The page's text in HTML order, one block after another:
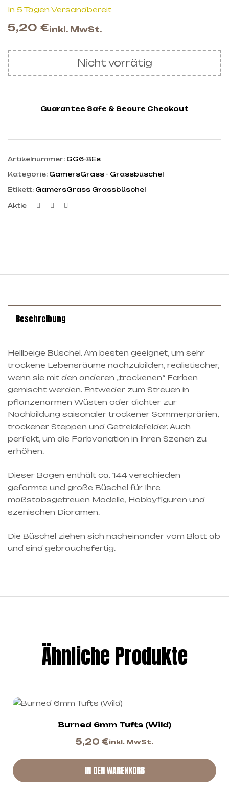
In 5 Tagen Versandbereit
5,20 €inkl. MwSt.
Nicht vorrätig
Guarantee Safe & Secure Checkout
Artikelnummer: GG6-BEs
Kategorie: GamersGrass - Grassbüschel
Etikett: GamersGrass Grassbüschel
Aktie Facebook
Twitter
Beschreibung
Hellbeige Büschel. Am besten geeignet, um sehr
trockene Lebensräume nachzubilden, realistischer,
wenn sie mit den anderen „trockenen“ Farben
gemischt werden. Entweder zum Streuen in
pflanzenarmen Wüsten oder dichter zur
Nachbildung saisonaler trockener Sommerprärien,
trockener Steppen und Getreidefelder. Auch
perfekt, um die Farbvariation in Ihren Szenen zu
erhöhen.
Dieser Bogen enthält ca. 144 verschieden
geformte und große Büschel für Ihre
maßstabsgetreuen Modelle, Hobbyfiguren und
szenischen Dioramen.
Die Büschel ziehen sich nacheinander vom Blatt ab
und sind gebrauchsfertig.
Ähnliche Produkte
Burned 6mm Tufts (Wild)
5,20 €inkl. MwSt.
IN DEN WARENKORB